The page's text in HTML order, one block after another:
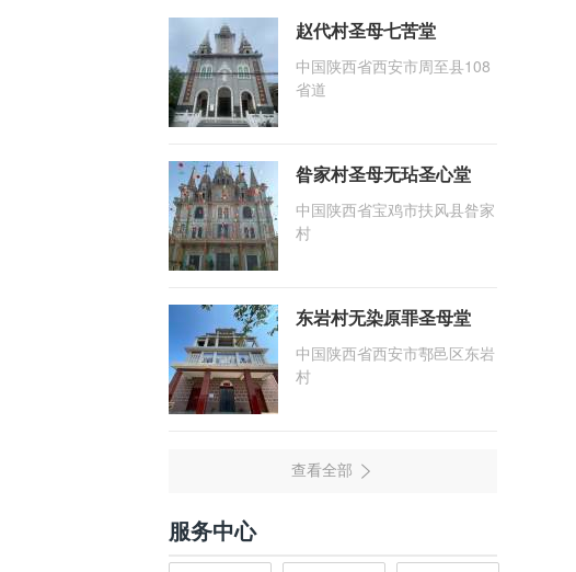
赵代村圣母七苦堂
中国陕西省西安市周至县108
省道
昝家村圣母无玷圣心堂
中国陕西省宝鸡市扶风县昝家
村
东岩村无染原罪圣母堂
中国陕西省西安市鄠邑区东岩
村
服务中心